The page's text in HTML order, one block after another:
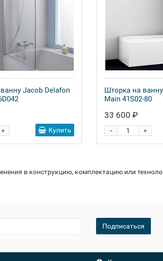
Jacob Delafon
+ Купить
Шторка на
Main 41S02-80
33 600 ₽
+
-
в конструкцию, комплектацию или
Подписаться